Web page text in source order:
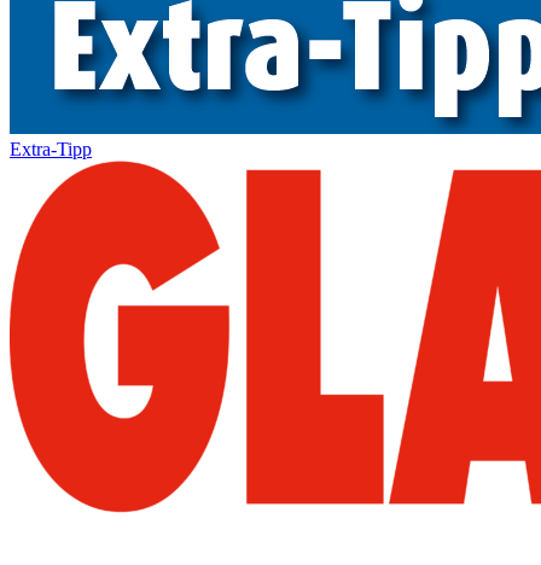
Extra-Tipp